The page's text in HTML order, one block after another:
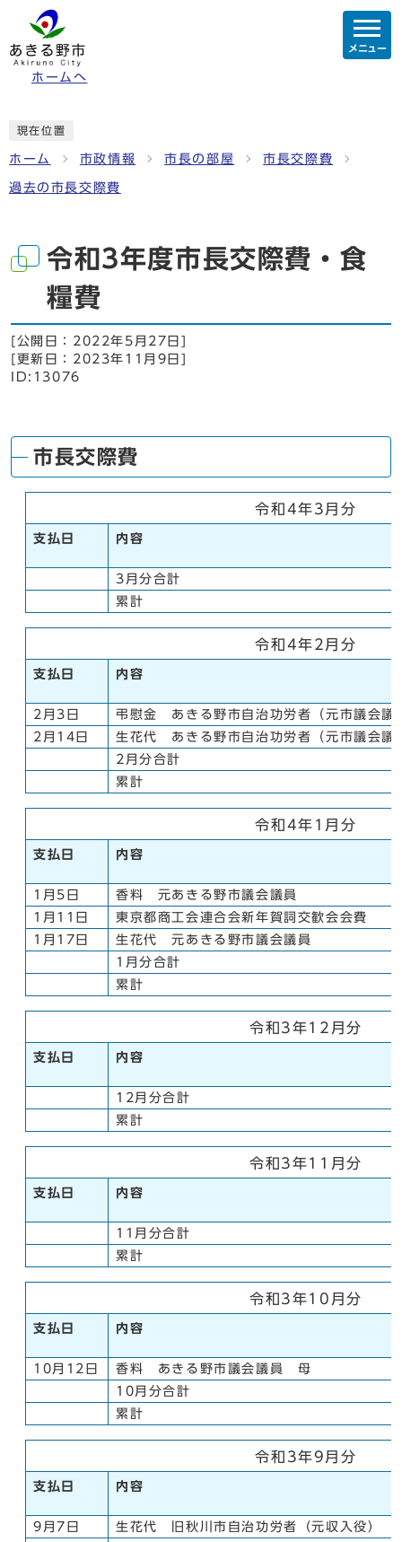
ホームへ
メニュー
現在位置
ホーム 市政情報 市長の部屋 市長交際費
過去の市長交際費
令和3年度市長交際費・食
糧費
[公開日： 2022年5月27日
[更新日： 2023年11月9日
ID:13076
市長交際費
令和4年3月分
支払日 内容
3月分合計
累計
令和4年2月分
支払日 内容
2月3日
弔慰金 あきる野市自治功労者（元市議会議
2月14日
生花代 あきる野市自治功労者（元市議会議
2月分合計
累計
令和4年1月分
支払日 内容
1月5日
香料 元あきる野市議会議員
1月11日
東京都商工会連合会新年賀詞交歓会会費
1月17日
生花代 元あきる野市議会議員
1月分合計
累計
令和3年12月分
支払日 内容
12月分合計
累計
令和3年11月分
支払日 内容
11月分合計
累計
令和3年10月分
支払日 内容
10月12日
香料 あきる野市議会議員 母
10月分合計
累計
令和3年9月分
支払日 内容
9月7日
生花代 旧秋川市自治功労者（元収入役）